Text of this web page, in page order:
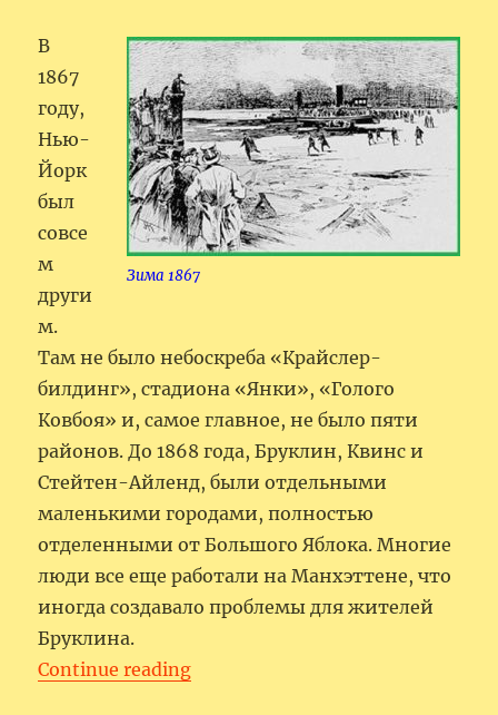
Зима 1867
В
1867
году,
Нью-
Йорк
был
совсе
м
други
м.
Там не было небоскреба «Крайслер-
билдинг», стадиона «Янки», «Голого
Ковбоя» и, самое главное, не было пяти
районов. До 1868 года, Бруклин, Квинс и
Стейтен-Айленд, были отдельными
маленькими городами, полностью
отделенными от Большого Яблока. Многие
люди все еще работали на Манхэттене, что
иногда создавало проблемы для жителей
Бруклина.
Continue reading“Удивительные истории из